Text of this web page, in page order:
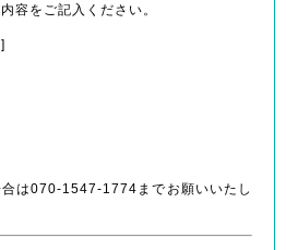
容をご記入ください。
は070-1547-1774までお願いいたし